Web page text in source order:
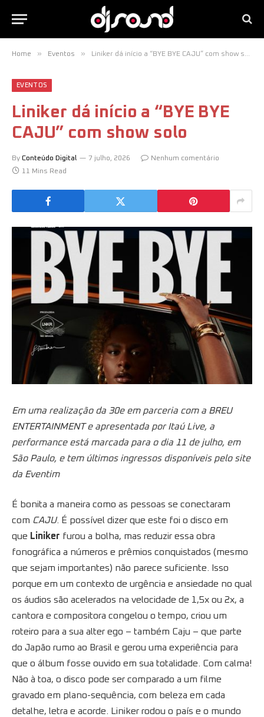
Home » Eventos » Liniker dá início a “BYE BYE CAJU” com show solo
EVENTOS
Liniker dá início a “BYE BYE
CAJU” com show solo
By Conteúdo Digital 7 julho, 2026
Nenhum comentário
11 Mins Read
Em uma realização da 30e em parceria com a BREU
ENTERTAINMENT e apresentada por Itaú Live, a
performance está marcada para o dia 11 de julho, em
São Paulo, e tem últimos ingressos disponíveis pelo site
da Eventim
É bonita a maneira como as pessoas se conectaram
com CAJU. É possível dizer que este foi o disco em
que Liniker furou a bolha, mas reduzir essa obra
fonográfica a números e prêmios conquistados (mesmo
que sejam importantes) não parece suficiente. Isso
porque em um contexto de urgência e ansiedade no qual
os áudios são acelerados na velocidade de 1,5x ou 2x, a
cantora e compositora congelou o tempo, criou um
roteiro para a sua alter ego – também Caju – que parte
do Japão rumo ao Brasil e gerou uma experiência para
que o álbum fosse ouvido em sua totalidade. Com calma!
Não à toa, o disco pode ser comparado a um filme
gravado em plano-sequência, com beleza em cada
detalhe, letra e acorde. Liniker rodou o país e o mundo